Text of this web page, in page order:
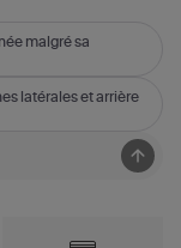
malgré sa
latérales et arrière